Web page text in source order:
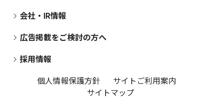
会社・IR情報
広告掲載をご検討の方へ
採用情報
個人情報保護方針
サイトご利用案内
サイトマップ